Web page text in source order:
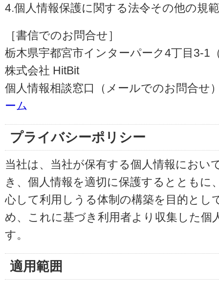
4.個人情報保護に関する法令その他の規
［書信でのお問合せ］
栃木県宇都宮市インターパーク4丁目3-1
株式会社 HitBit
個人情報相談窓口（メールでのお問合せ
ーム
プライバシーポリシー
当社は、当社が保有する個人情報におい
き、個人情報を適切に保護するとともに
心して利用しうる体制の構築を目的とし
め、これに基づき利用者より収集した個
す。
適用範囲